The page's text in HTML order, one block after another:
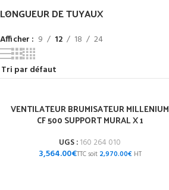
LONGUEUR DE TUYAUX
Afficher 9 12 18 24
VENTILATEUR BRUMISATEUR MILLENIUM
CF 500 SUPPORT MURAL X 1
UGS :160 264 010
€ 2,970.00€